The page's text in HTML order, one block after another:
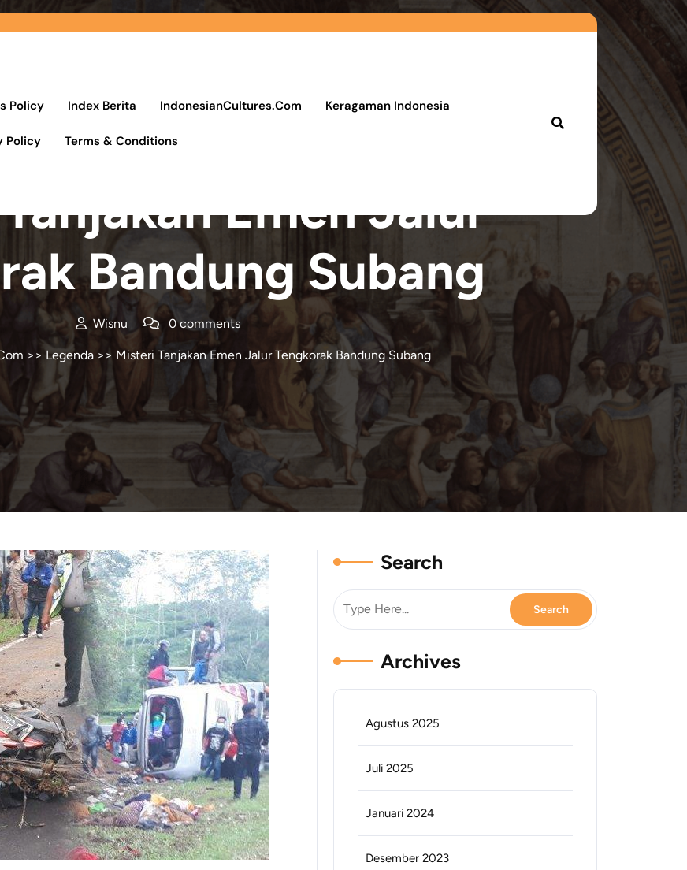
Policy Index Berita IndonesianCultures.Com Keragaman Indonesia
Policy Terms & Conditions
Emen Jalur
Bandung Subang
Wisnu 0 comments
>> Legenda>> Misteri Tanjakan Emen Jalur Tengkorak Bandung Subang
Search
Archives
Agustus 2025
Juli 2025
Januari 2024
Desember 2023